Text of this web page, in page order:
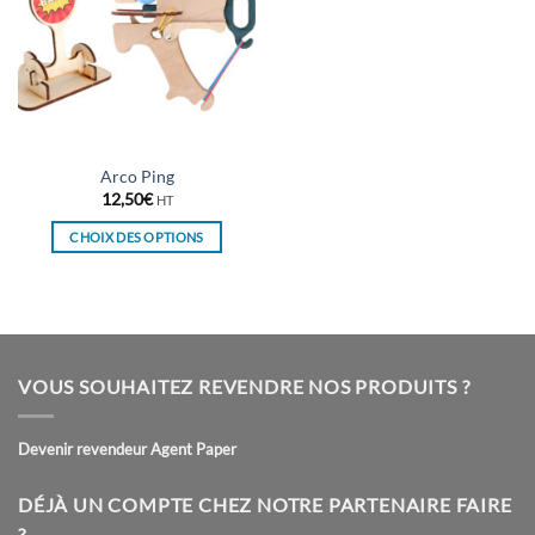
Arco Ping
12,50€ HT
CHOIX DES OPTIONS
plusieurs
Les
peuvent
sur
VOUS SOUHAITEZ REVENDRE NOS PRODUITS ?
Devenir revendeur Agent Paper
DÉJÀ UN COMPTE CHEZ NOTRE PARTENAIRE FAIRE